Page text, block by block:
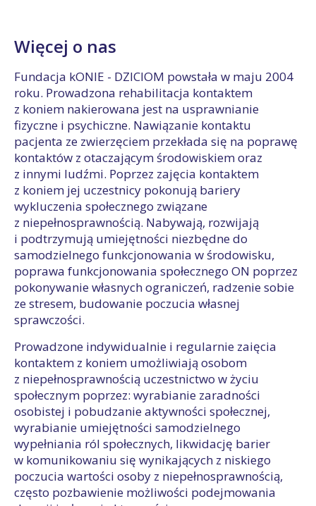
Więcej o nas
Fundacja kONIE - DZICIOM powstała w maju 2004
roku. Prowadzona rehabilitacja kontaktem
z koniem nakierowana jest na usprawnianie
fizyczne i psychiczne. Nawiązanie kontaktu
pacjenta ze zwierzęciem przekłada się na poprawę
kontaktów z otaczającym środowiskiem oraz
z innymi ludźmi. Poprzez zajęcia kontaktem
z koniem jej uczestnicy pokonują bariery
wykluczenia społecznego związane
z niepełnosprawnością. Nabywają, rozwijają
i podtrzymują umiejętności niezbędne do
samodzielnego funkcjonowania w środowisku,
poprawa funkcjonowania społecznego ON poprzez
pokonywanie własnych ograniczeń, radzenie sobie
ze stresem, budowanie poczucia własnej
sprawczości.
Prowadzone indywidualnie i regularnie zaięcia
kontaktem z koniem umożliwiają osobom
z niepełnosprawnością uczestnictwo w życiu
społecznym poprzez: wyrabianie zaradności
osobistej i pobudzanie aktywności społecznej,
wyrabianie umiejętności samodzielnego
wypełniania ról społecznych, likwidację barier
w komunikowaniu się wynikających z niskiego
poczucia wartości osoby z niepełnosprawnością,
często pozbawienie możliwości podejmowania